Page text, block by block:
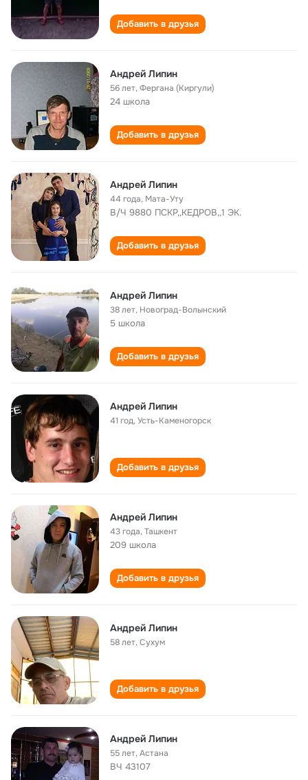
Добавить в друзья
Андрей Липин
56 лет,Фергана (Киргули)
24 школа
Добавить в друзья
Андрей Липин
44 года, Мата-Уту
В/Ч 9880 ПСКР,,КЕДРОВ,,1 ЭК.
Добавить в друзья
Андрей Липин
38 лет, Новоград-Волынский
5 школа
Добавить в друзья
Андрей Липин
41 год,Усть-Каменогорск
Добавить в друзья
Андрей Липин
43 года,Ташкент
209 школа
Добавить в друзья
Андрей Липин
58 лет,Сухум
Добавить в друзья
Андрей Липин
55 лет,Астана
ВЧ 43107